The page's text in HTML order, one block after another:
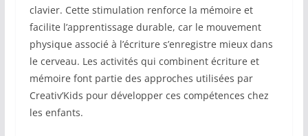
clavier. Cette stimulation renforce la mémoire et
facilite l’apprentissage durable, car le mouvement
physique associé à l’écriture s’enregistre mieux dans
le cerveau. Les activités qui combinent écriture et
mémoire font partie des approches utilisées par
Creativ’Kids pour développer ces compétences chez
les enfants.